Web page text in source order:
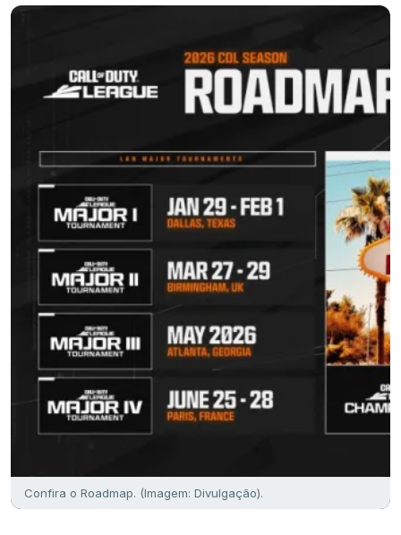
Confira o Roadmap. (Imagem: Divulgação).